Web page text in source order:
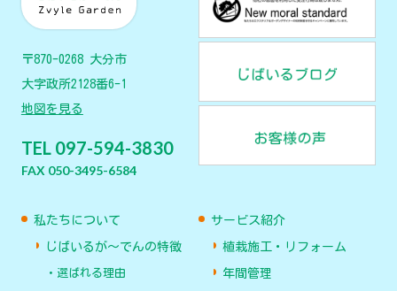
〒870-0268 大分市
大字政所2128番6-1
地図を見る
TEL 097-594-3830
FAX 050-3495-6584
私たちについて
じばいるが〜でんの特徴
選ばれる理由
サービス紹介
植栽施工・リフォーム
年間管理